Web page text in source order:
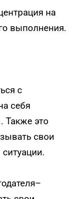
на
выполнения.
с
себя
Также это
свои